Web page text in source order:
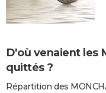
D'où venaient les
quittés ?
Répartition des